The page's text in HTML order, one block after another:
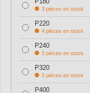
3 pièces en stock
P220
4 pièces en stock
P240
3 pièces en stock
P320
3 pièces en stock
P400